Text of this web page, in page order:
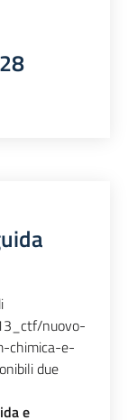
nuovo-
chimica-e-
due
e